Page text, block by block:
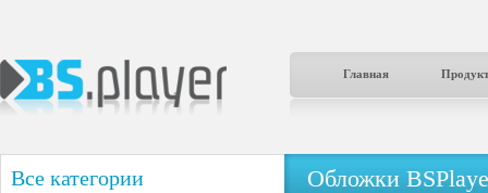
Главная
Все категории Обложки